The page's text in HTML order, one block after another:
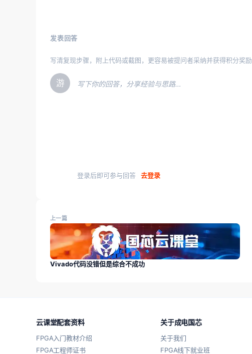
发表回答
写清复现步骤，附上代码或截图，更容易被提问者采纳并获得积分奖励
游 写下你的回答，分享经验与思路…
登录后即可参与回答 去登录
上一篇
Vivado代码没错但是综合不成功
云课堂配套资料
FPGA入门教材介绍
FPGA工程师证书
关于成电国芯
关于我们
FPGA线下就业班